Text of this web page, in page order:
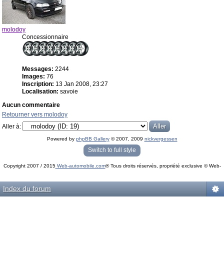
molodoy
Concessionnaire
Messages: 2244
Images: 76
Inscription: 13 Jan 2008, 23:27
Localisation: savoie
Aucun commentaire
Retourner vers molodoy
Aller à:
Powered by phpBB Gallery© 2007, 2009 nickvergessen
« phpBB Gallery » - Traduction française par
darky
Switch to full style
Copyright 2007 / 2015Web-automobile.com® Tous droits réservés, propriété exclusive © Web-
Index du forum